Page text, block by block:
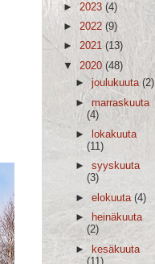
►2023 (4)
► 2022 (9)
► 2021 (13)
▼ 2020 (48)
►joulukuuta(2)
►marraskuuta
(4)
►
lokakuuta
(11)
►syyskuuta
(3)
►elokuuta(4)
►
heinäkuuta
(2)
►
kesäkuuta
(11)